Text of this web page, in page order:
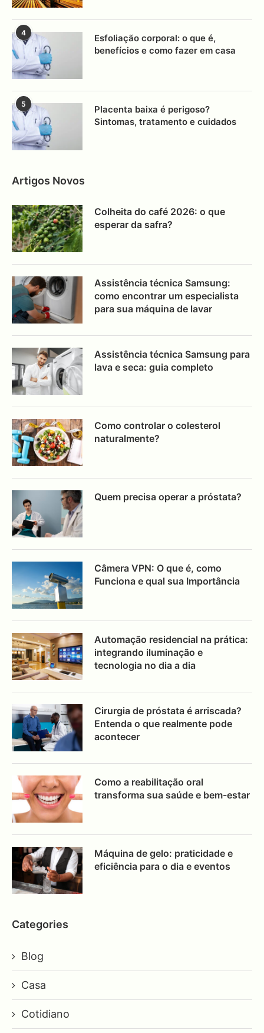
4
Esfoliação corporal: o que é,
benefícios e como fazer em casa
5
Placenta baixa é perigoso?
Sintomas, tratamento e cuidados
Artigos Novos
Colheita do café 2026: o que
esperar da safra?
Assistência técnica Samsung:
como encontrar um especialista
para sua máquina de lavar
Assistência técnica Samsung para
lava e seca: guia completo
Como controlar o colesterol
naturalmente?
Quem precisa operar a próstata?
Câmera VPN: O que é, como
Funciona e qual sua Importância
Automação residencial na prática:
integrando iluminação e
tecnologia no dia a dia
Cirurgia de próstata é arriscada?
Entenda o que realmente pode
acontecer
Como a reabilitação oral
transforma sua saúde e bem-estar
Máquina de gelo: praticidade e
eficiência para o dia e eventos
Categories
Blog
Casa
Cotidiano